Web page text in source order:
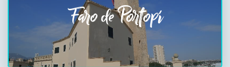
Faro de Portopí